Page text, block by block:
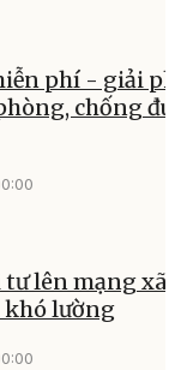
phí - giải
chống
lên mạng xã
khó lường